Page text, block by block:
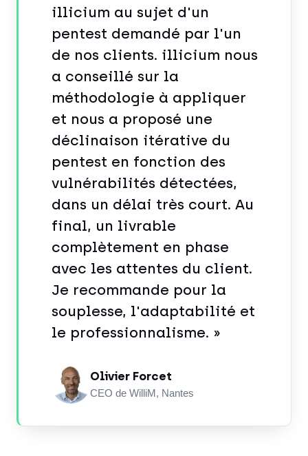
illicium au sujet d'un
pentest demandé par l'un
de nos clients. illicium nous
a conseillé sur la
méthodologie à appliquer
et nous a proposé une
déclinaison itérative du
pentest en fonction des
vulnérabilités détectées,
dans un délai très court. Au
final, un livrable
complètement en phase
avec les attentes du client.
Je recommande pour la
souplesse, l'adaptabilité et
le professionnalisme. »
Olivier Forcet
CEO de WilliM, Nantes